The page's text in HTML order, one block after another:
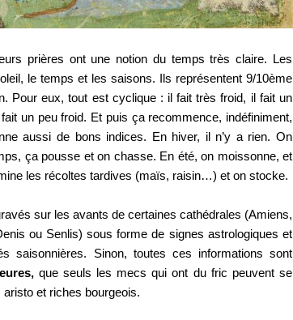
prières ont une notion du temps très claire. Les
le temps et les saisons. Ils représentent 9/10ème
Pour eux, tout est cyclique : il fait très froid, il fait un
un peu froid. Et puis ça recommence, indéfiniment,
aussi de bons indices. En hiver, il n’y a rien. On
ça pousse et on chasse. En été, on moissonne, et
les récoltes tardives (maïs, raisin…) et on stocke.
sur les avants de certaines cathédrales (Amiens,
ou Senlis) sous forme de signes astrologiques et
saisonnières. Sinon, toutes ces informations sont
que seuls les mecs qui ont du fric peuvent se
et riches bourgeois.